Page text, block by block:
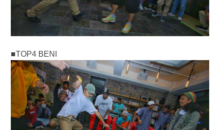
■TOP4 BENI